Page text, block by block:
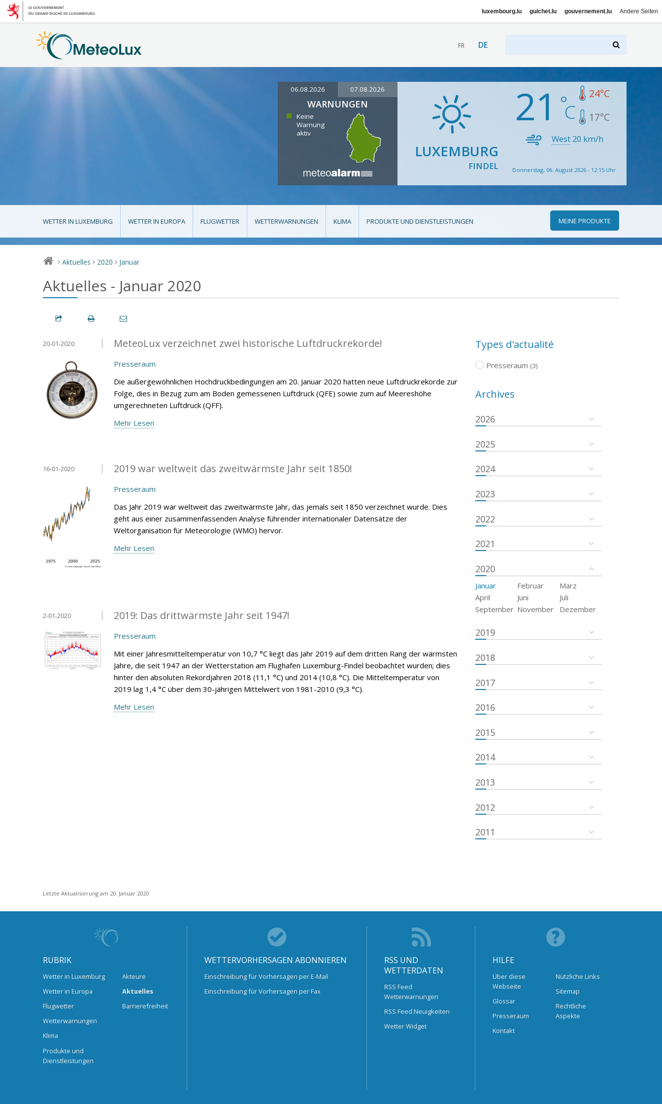
luxembourg.lu guichet.lu gouvernement.lu Andere Seiten
FR DE
06.08.2026 07.08.2026
WARNUNGEN
Keine
Warnung
aktiv
LUXEMBURG
FINDEL
21 24°C
17°C
West 20 km/h
Donnerstag, 06. August 2026 - 12:15 Uhr
WETTER IN LUXEMBURG WETTER IN EUROPA FLUGWETTER WETTERWARNUNGEN KLIMA PRODUKTE UND DIENSTLEISTUNGEN MEINE PRODUKTE
> Aktuelles > 2020 > Januar
Aktuelles - Januar 2020
MeteoLux verzeichnet zwei historische Luftdruckrekorde!
20-01-2020
Presseraum
Die außergewöhnlichen Hochdruckbedingungen am 20. Januar 2020 hatten neue Luftdruckrekorde zur
Folge, dies in Bezug zum am Boden gemessenen Luftdruck (QFE) sowie zum auf Meereshöhe
umgerechneten Luftdruck (QFF).
Mehr Lesen
2019 war weltweit das zweitwärmste Jahr seit 1850!
16-01-2020
Presseraum
Das Jahr 2019 war weltweit das zweitwärmste Jahr, das jemals seit 1850 verzeichnet wurde. Dies
geht aus einer zusammenfassenden Analyse führender internationaler Datensätze der
Weltorganisation für Meteorologie (WMO) hervor.
Mehr Lesen
2019: Das drittwärmste Jahr seit 1947!
2-01-2020
Presseraum
Mit einer Jahresmitteltemperatur von 10,7 °C liegt das Jahr 2019 auf dem dritten Rang der wärmsten
Jahre, die seit 1947 an der Wetterstation am Flughafen Luxemburg-Findel beobachtet wurden; dies
hinter den absoluten Rekordjahren 2018 (11,1 °C) und 2014 (10,8 °C). Die Mitteltemperatur von
2019 lag 1,4 °C über dem 30-jährigen Mittelwert von 1981-2010 (9,3 °C).
Mehr Lesen
Types d'actualité
Presseraum (3)
Archives
2026
2025
2024
2023
2022
2021
2020
Januar Februar
März
April
Juni
Juli
September November Dezember
2019
2018
2017
2016
2015
2014
2013
2012
2011
Letzte Aktualisierung am 20. Januar 2020
RUBRIK
Wetter in Luxemburg
Wetter in Europa
Flugwetter
Wetterwarnungen
Klima
Produkte und
Dienstleistungen
Akteure
Aktuelles
Barrierefreiheit
WETTERVORHERSAGEN ABONNIEREN
Einschreibung für Vorhersagen per E-Mail
Einschreibung für Vorhersagen per Fax
RSS UND
WETTERDATEN
RSS Feed
Wetterwarnungen
RSS Feed Neuigkeiten
Wetter Widget
HILFE
Über diese
Webseite
Glossar
Presseraum
Kontakt
Nützliche Links
Sitemap
Rechtliche
Aspekte